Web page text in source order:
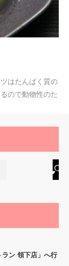
はたんぱく質の
ので動物性のた
ラン 領下店」へ行